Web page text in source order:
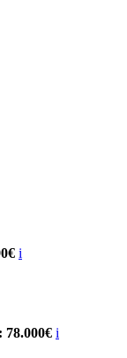
i
78.000€ i